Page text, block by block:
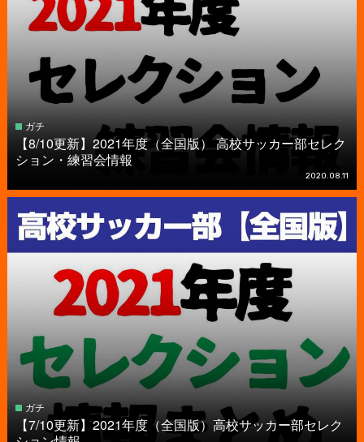
ガチ
【8/10更新】2021年度（全国版） 高校サッカー部セレク
ション・練習会情報
2020.08.11
ガチ
【7/10更新】2021年度（全国版）高校サッカー部セレク